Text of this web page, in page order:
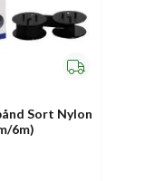
Sort Nylon
6m)